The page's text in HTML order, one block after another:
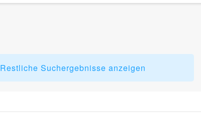
Restliche Suchergebnisse anzeigen